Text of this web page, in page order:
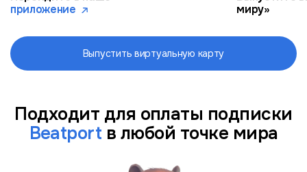
приложение
миру»
Выпустить виртуальную карту
Подходит для оплаты подписки
Beatport в любой точке мира